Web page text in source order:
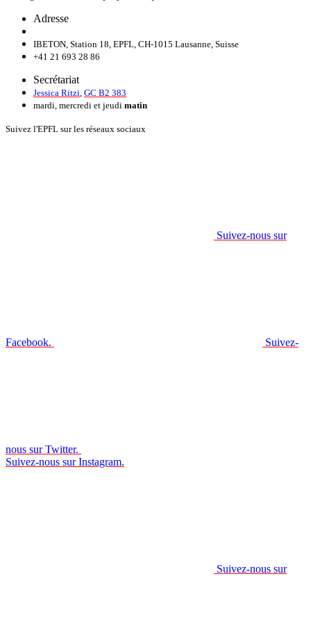
Adresse
IBETON, Station 18, EPFL, CH-1015 Lausanne, Suisse
+41 21 693 28 86
Secrétariat
Jessica Ritzi GC B2 383
mardi, mercredi et jeudi matin
Suivez l'EPFL sur les réseaux sociaux
Suivez-nous sur
Facebook. Suivez-
nous sur Twitter.
Suivez-nous sur Instagram.
Suivez-nous sur